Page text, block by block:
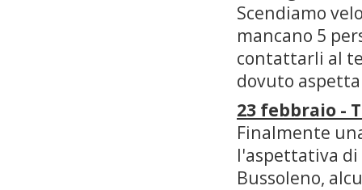
Scendiamo
mancano 5
contattarli al
dovuto
23 febbraio -
Finalmente
l'aspettativa di
Bussoleno,